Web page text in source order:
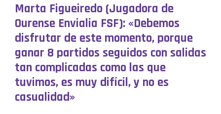
Marta Figueiredo (Jugadora de
Ourense Envialia FSF): «Debemos
disfrutar de este momento, porque
ganar 8 partidos seguidos con salidas
tan complicadas como las que
tuvimos, es muy difícil, y no es
casualidad»